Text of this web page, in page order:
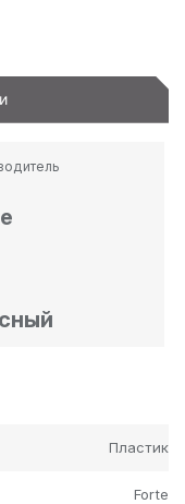
Пластик
Forte